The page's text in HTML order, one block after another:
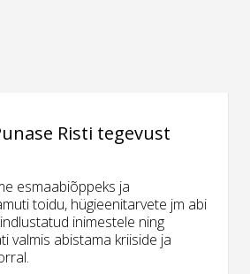
Risti tegevust
esmaabiõppeks ja
toidu, hügieenitarvete jm abi
inimestele ning
valmis abistama kriiside ja